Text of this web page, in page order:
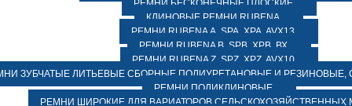
РЕМНИ БЕСКОНЕЧНЫЕ ПЛОСКИЕ
КЛИНОВЫЕ РЕМНИ RUBENA
РЕМНИ RUBENA А, SPA, XPA, AVX13
РЕМНИ RUBENA В, SPВ, ХPВ, ВХ
РЕМНИ RUBENA Z, SPZ, XPZ, AVX10
ЗУБЧАТЫЕ ЛИТЬЕВЫЕ СБОРНЫЕ ПОЛИУРЕТАНОВЫЕ И РЕЗИНОВЫЕ,
РЕМНИ ПОЛИКЛИНОВЫЕ
РЕМНИ ШИРОКИЕ ДЛЯ ВАРИАТОРОВ СЕЛЬСКОХОЗЯЙСТВЕННЫХ